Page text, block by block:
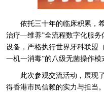
依托三十年的临床积累，
治疗—维养”全流程数字化服务
设备，严格执行世界牙科联盟
一机一消毒”的八级无菌操作模
此次参观交流活动，展现
得香港市民信赖的实力与担当